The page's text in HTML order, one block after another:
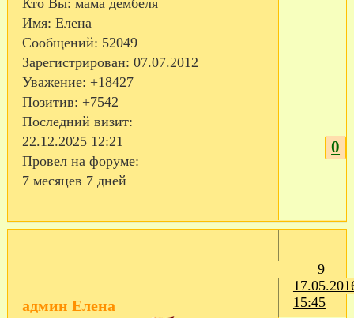
Имя: Елена
Сообщений: 52049
Зарегистрирован: 07.07.2012
Уважение: +18427
Позитив: +7542
Последний визит:
22.12.2025 12:21
Провел на форуме:
7 месяцев 7 дней
0
9
15:45
админ Елена